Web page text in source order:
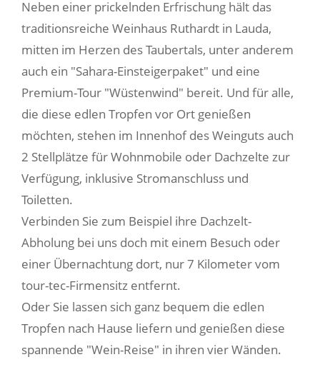
Neben einer prickelnden Erfrischung hält das
traditionsreiche Weinhaus Ruthardt in Lauda,
mitten im Herzen des Taubertals, unter anderem
auch ein "Sahara-Einsteigerpaket" und eine
Premium-Tour "Wüstenwind" bereit. Und für alle,
die diese edlen Tropfen vor Ort genießen
möchten, stehen im Innenhof des Weinguts auch
2 Stellplätze für Wohnmobile oder Dachzelte zur
Verfügung, inklusive Stromanschluss und
Toiletten.
Verbinden Sie zum Beispiel ihre Dachzelt-
Abholung bei uns doch mit einem Besuch oder
einer Übernachtung dort, nur 7 Kilometer vom
tour-tec-Firmensitz entfernt.
Oder Sie lassen sich ganz bequem die edlen
Tropfen nach Hause liefern und genießen diese
spannende "Wein-Reise" in ihren vier Wänden.